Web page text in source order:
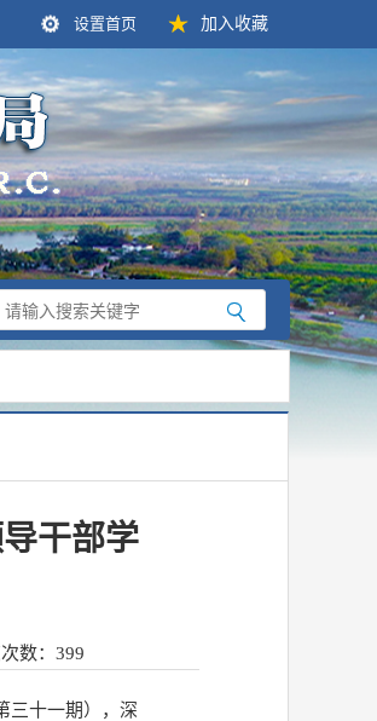
设置首页 加入收藏
干部学
数： 399
三十一期），深